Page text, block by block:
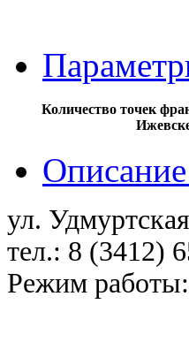
Количество точек
ул.
тел.: 8 (3412)
Режим